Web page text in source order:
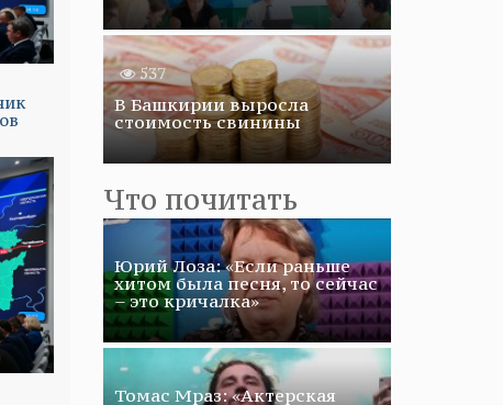
537
В Башкирии выросла
стоимость свинины
Что почитать
Юрий Лоза: «Если раньше
хитом была песня, то сейчас
– это кричалка»
Томас Мраз: «Актерская